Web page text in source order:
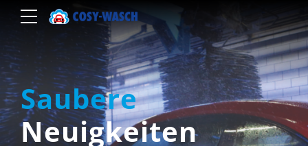
Saubere
Neuigkeiten